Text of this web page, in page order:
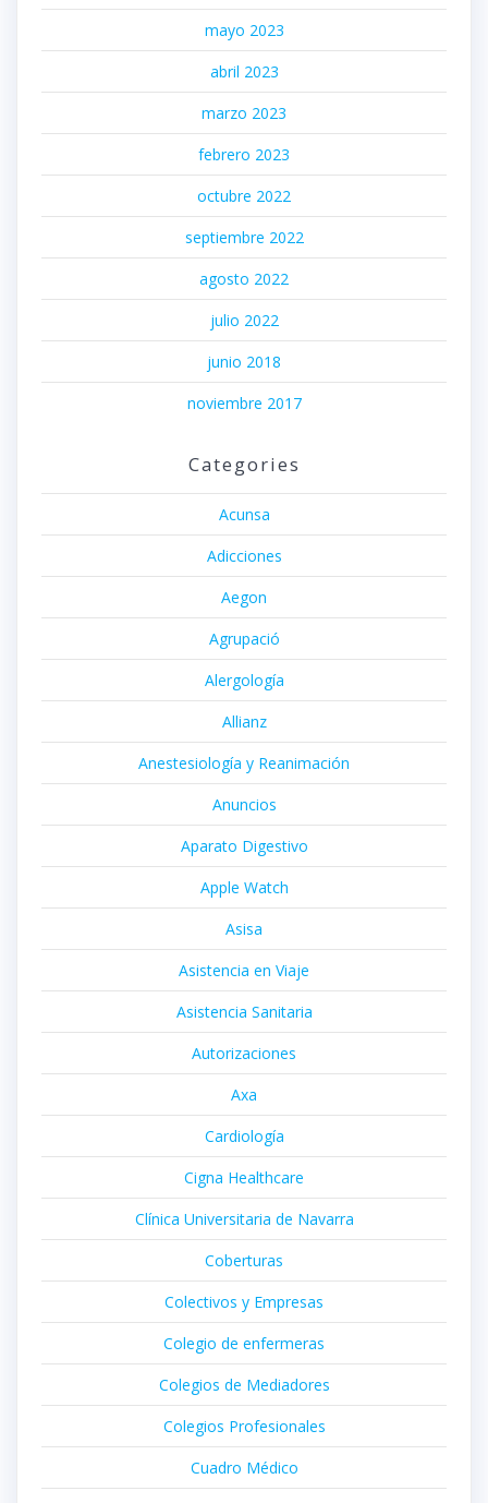
mayo 2023
abril 2023
marzo 2023
febrero 2023
octubre 2022
septiembre 2022
agosto 2022
julio 2022
junio 2018
noviembre 2017
Categories
Acunsa
Adicciones
Aegon
Agrupació
Alergología
Allianz
Anestesiología y Reanimación
Anuncios
Aparato Digestivo
Apple Watch
Asisa
Asistencia en Viaje
Asistencia Sanitaria
Autorizaciones
Axa
Cardiología
Cigna Healthcare
Clínica Universitaria de Navarra
Coberturas
Colectivos y Empresas
Colegio de enfermeras
Colegios de Mediadores
Colegios Profesionales
Cuadro Médico